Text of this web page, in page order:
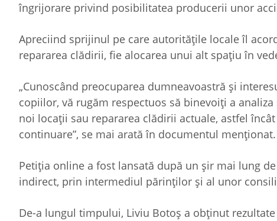
îngrijorare privind posibilitatea producerii unor
Apreciind sprijinul pe care autorităţile locale îl
repararea clădirii, fie alocarea unui alt spaţiu în
„Cunoscând preocuparea dumneavoastră şi
copiilor, vă rugăm respectuos să binevoiţi a
noi locaţii sau repararea clădirii actuale, astfel
continuare”, se mai arată în documentul menţionat.
Petiţia online a fost lansată după un şir mai lung
indirect, prin intermediul părinţilor şi al unor
De-a lungul timpului, Liviu Botoş a obţinut